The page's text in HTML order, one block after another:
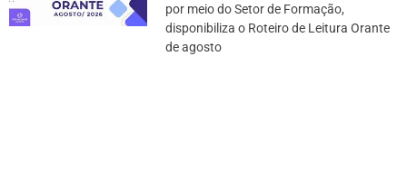
por meio do Setor de Formação,
disponibiliza o Roteiro de Leitura Orante
de agosto